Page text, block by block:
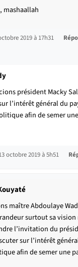
mashaallah
2019 à 17h31
président Macky
l’intérêt général du
afin de semer
octobre 2019 à 5h51
maître Abdoulaye
surtout sa
l’invitation du
sur l’intérêt
afin de semer une